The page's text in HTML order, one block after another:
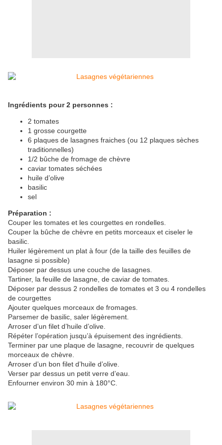
Ingrédients pour 2 personnes :
2 tomates
1 grosse courgette
6 plaques de lasagnes fraiches (ou 12 plaques sèches
traditionnelles)
1/2 bûche de fromage de chèvre
caviar tomates séchées
huile d’olive
basilic
sel
Préparation :
Couper les tomates et les courgettes en rondelles.
Couper la bûche de chèvre en petits morceaux et ciseler le
basilic.
Huiler légèrement un plat à four (de la taille des feuilles de
lasagne si possible)
Déposer par dessus une couche de lasagnes.
Tartiner, la feuille de lasagne, de caviar de tomates.
Déposer par dessus 2 rondelles de tomates et 3 ou 4 rondelles
de courgettes
Ajouter quelques morceaux de fromages.
Parsemer de basilic, saler légèrement.
Arroser d’un filet d’huile d’olive.
Répéter l’opération jusqu’à épuisement des ingrédients.
Terminer par une plaque de lasagne, recouvrir de quelques
morceaux de chèvre.
Arroser d’un bon filet d’huile d’olive.
Verser par dessus un petit verre d’eau.
Enfourner environ 30 min à 180°C.